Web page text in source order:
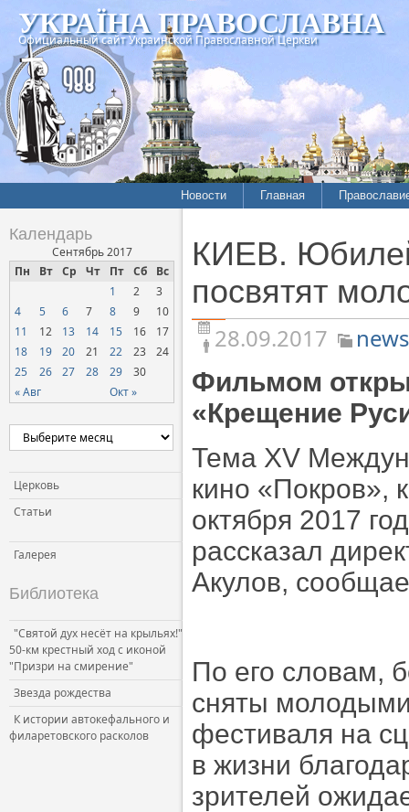
УКРАЇНА ПРАВОСЛАВНА
Официальный сайт Украинской Православной Церкви
Новости
Межконфессиональные
отношения
Нарушения прав
верующих
Официальная хроника
СОЦИАЛЬНОЕ
СЛУЖЕНИЕ
Церковь и власть
Церковь и общество
Церковь и СМИ
Главная
История
Хроники
Календарь
Сентябрь 2017
Пн
Вт Ср Чт Пт Сб Вс
« Авг Окт »
1 2
3
4
5 6 7 8 9
10
11
12 13 14 15 16
17
18
19 20 21 22 23
24
25
26 27 28 29 30
Церковь
Статьи
Галерея
Библиотека
"Святой дух несёт на крыльях!"
50-км крестный ход с иконой
"Призри на смирение"
Звезда рождества
К истории автокефального и
филаретовского расколов
КИЕВ.
посвятят
28.09.2017
news
Фильмом
«Крещение
Тема XV
кино «Покров»,
октября 2017
рассказал
Акулов,
По его словам,
сняты
фестиваля на
в жизни
зрителей